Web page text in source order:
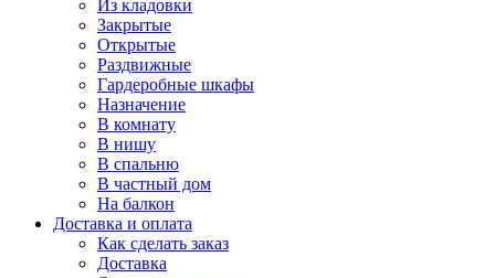
Из кладовки
Закрытые
Открытые
Раздвижные
Гардеробные шкафы
Назначение
В комнату
В нишу
В спальню
В частный дом
На балкон
Доставка и оплата
Как сделать заказ
Доставка